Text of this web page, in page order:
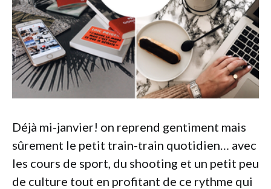
Déjà mi-janvier! on reprend gentiment mais
sûrement le petit train-train quotidien… avec
les cours de sport, du shooting et un petit peu
de culture tout en profitant de ce rythme qui